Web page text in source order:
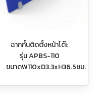
ฉากกั้นติดตั้งหน้าโต๊ะ
รุ่น APBS-110
ขนาดW110xD3.3xH36.5ซม.